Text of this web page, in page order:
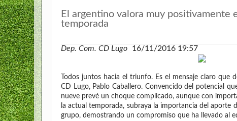
El argentino valora muy
temporada
Dep. Com. CD Lugo 16/11/2016 19:57
Todos juntos hacia el triunfo. Es el mensaje claro que
CD Lugo, Pablo Caballero. Convencido del potencial
nueve prevé un choque complicado, aunque con
la actual temporada, subraya la importancia del aporte
grupo, demostrando un compromiso que ha llevado al